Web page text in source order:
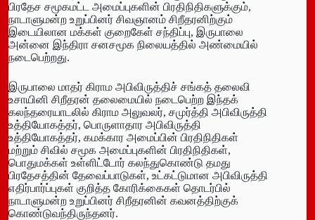
பிரதேச சமூகமட்ட அமைப்புகளின் பிரதிநிதிகளுக்கும்,
நாடாளுமன்ற உறுப்பினர் சிவஞானம் சிறீதரனிற்கும்
இடையிலான மக்கள் குறைகேள் சந்திப்பு, இருபாலை
அன்னை இந்திரா சனசமூக நிலையத்தில் அண்மையில்
நடைபெற்றது.
இருபாலை மாதர் கிராம அபிவிருத்திச் சங்கத் தலைவி
உசாயினி சிறீதரன் தலைமையில் நடைபெற்ற இந்தக்
கலந்தரையாடலில் கிராம அலுவலர், சமுர்த்தி அபிவிருத்தி
உத்தியோகத்தர், பொருளாதார அபிவிருத்தி
உத்தியோகத்தர், கமக்கார அமைப்பின் பிரதிநிதிகள்
மற்றும் சிவில் சமூக அமைப்புகளின் பிரதிநிதிகள்,
பொதுமக்கள் உள்ளிட்டோர் கலந்துகொண்டு தமது
பிரதேசத்தின் தேவைப்பாடுகள், உட்கட்டுமான அபிவிருத்தி
எதிர்பார்ப்புகள் குறித்த கோரிக்கைகள் தொடர்பில்
நாடாளுமன்ற உறுப்பினர் சிறீதரனின் கவனத்திற்குக்
கொண்டுவந்திருந்தனர்.